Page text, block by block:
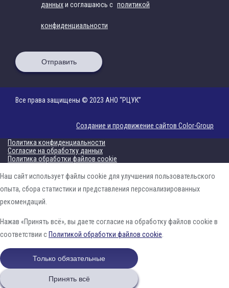
данныхи соглашаюсь с политикой
конфиденциальности
Отправить
Все права защищены © 2023 АНО “РЦУК”
Создание и продвижение сайтов Color-Group
Политика конфиденциальности
Согласие на обработку данных
Политика обработки файлов cookie
Наш сайт использует файлы cookie для улучшения пользовательского
опыта, сбора статистики и представления персонализированных
рекомендаций.
Нажав «Принять всё», вы даете согласие на обработку файлов cookie в
соответствии с Политикой обработки файлов cookie
Только обязательные
Принять всё